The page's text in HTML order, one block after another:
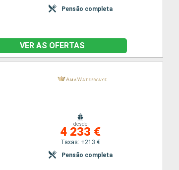
Pensão completa
VER AS OFERTAS
desde
4 233 €
Taxas: +213 €
Pensão completa